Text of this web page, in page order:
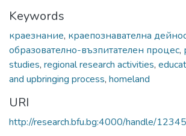
Keywords
краезнание, краепознавателна
образователно-възпитателен процес,
studies, regional research activities,
and upbringing process, homeland
URI
http://research.bfu.bg:4000/handle/